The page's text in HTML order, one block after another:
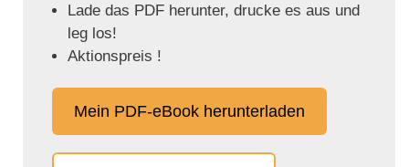
Lade das PDF herunter, drucke es aus und
leg los!
Aktionspreis !
Mein PDF-eBook herunterladen